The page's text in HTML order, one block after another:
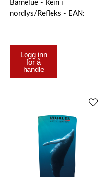
Barnelue - Rein i
nordlys/Refleks - EAN:
Logg inn
for å
handle